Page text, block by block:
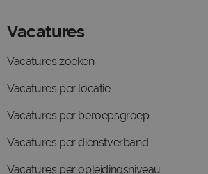
Vacatures
Vacatures zoeken
Vacatures per locatie
Vacatures per beroepsgroep
Vacatures per dienstverband
Vacatures per opleidingsniveau